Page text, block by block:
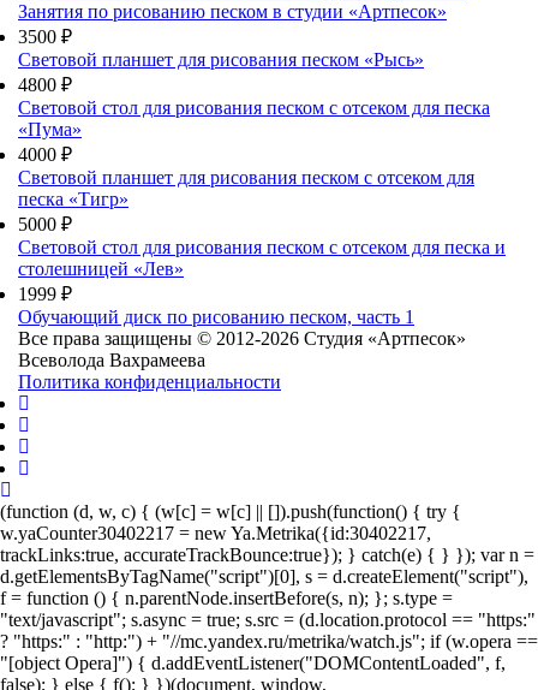
Занятия по рисованию песком в студии «Артпесок»
3500 ₽
Световой планшет для рисования песком «Рысь»
4800 ₽
Световой стол для рисования песком с отсеком для песка
«Пума»
4000 ₽
Световой планшет для рисования песком с отсеком для
песка «Тигр»
5000 ₽
Световой стол для рисования песком с отсеком для песка и
столешницей «Лев»
1999 ₽
Обучающий диск по рисованию песком, часть 1
Все права защищены © 2012-2026 Студия «Артпесок»
Всеволода Вахрамеева
Политика конфиденциальности
(function (d, w, c) { (w[c] = w[c] || []).push(function() { try {
w.yaCounter30402217 = new Ya.Metrika({id:30402217,
trackLinks:true, accurateTrackBounce:true}); } catch(e) { } }); var n =
d.getElementsByTagName("script")[0], s = d.createElement("script"),
f = function () { n.parentNode.insertBefore(s, n); }; s.type =
"text/javascript"; s.async = true; s.src = (d.location.protocol == "https:"
? "https:" : "http:") + "//mc.yandex.ru/metrika/watch.js"; if (w.opera ==
"[object Opera]") { d.addEventListener("DOMContentLoaded", f,
false); } else { f(); } })(document, window,